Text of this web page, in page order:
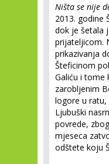
Ništa se nije
2013. godine
dok je šetala
prijateljicom.
prikazivanja
Šteficinom
Galiću i tome
zarobljenim
logore u ratu,
Ljubuški
povrede,
mjeseca
odštete koju